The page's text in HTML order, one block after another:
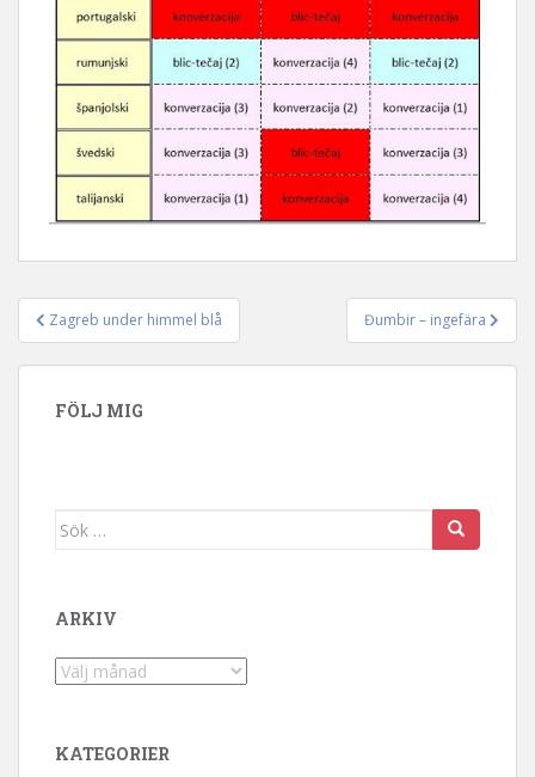
Inläggsnavigering
Zagreb under himmel blå Đumbir – ingefära
FÖLJ MIG
Sök efter:
ARKIV
Arkiv
KATEGORIER